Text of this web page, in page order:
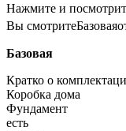
Нажмите и
Вы смотритеБазовая
Базовая
Кратко о
Коробка дома
Фундамент
есть